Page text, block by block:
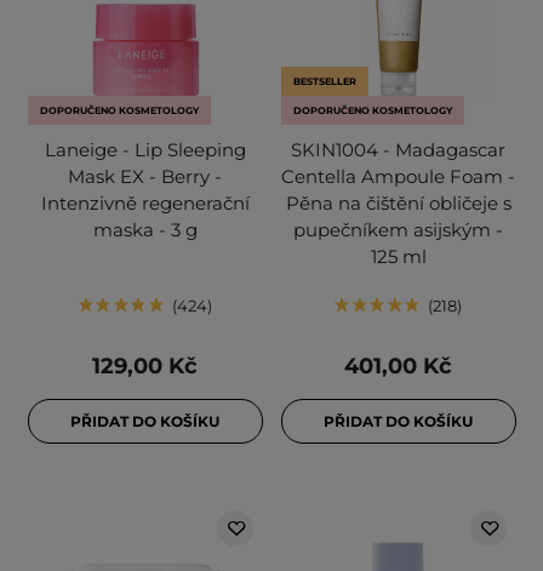
DOPORUČENO KOSMETOLOGY
Laneige - Lip Sleeping
Mask EX - Berry -
Intenzivně regenerační
maska - 3 g
424
129,00 Kč
PŘIDAT DO KOŠÍKU
BESTSELLER
DOPORUČENO KOSMETOLOGY
SKIN1004 - Madagascar
Centella Ampoule Foam -
Pěna na čištění obličeje s
pupečníkem asijským -
125 ml
218
401,00 Kč
PŘIDAT DO KOŠÍKU